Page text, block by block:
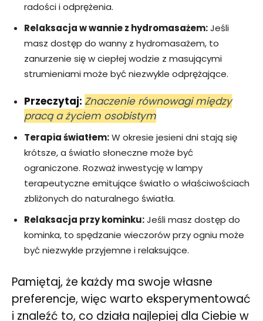
radości i odprężenia.
Relaksacja w wannie z hydromasażem:Jeśli
masz dostęp do wanny z hydromasażem, to
zanurzenie się w ciepłej wodzie z masującymi
strumieniami może być niezwykle odprężające.
Przeczytaj: Znaczenie równowagi między
pracą a życiem osobistym
Terapia światłem:W okresie jesieni dni stają się
krótsze, a światło słoneczne może być
ograniczone. Rozważ inwestycję w lampy
terapeutyczne emitujące światło o właściwościach
zbliżonych do naturalnego światła.
Relaksacja przy kominku:Jeśli masz dostęp do
kominka, to spędzanie wieczorów przy ogniu może
być niezwykle przyjemne i relaksujące.
Pamiętaj, że każdy ma swoje własne
preferencje, więc warto eksperymentować
i znaleźć to, co działa najlepiej dla Ciebie w